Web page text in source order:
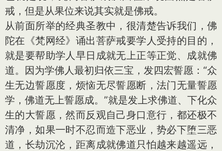
戒，但是从果位来说其实就是佛戒。
从前面所举的经典圣教中，很清楚告诉我们，佛
陀在《梵网经》诵出菩萨戒要学人受持的目的，
就是要帮助学人早日成就无上正等正觉、成就佛
道。因为学佛人最初归依三宝，发四宏誓愿：“众
生无边誓愿度，烦恼无尽誓愿断，法门无量誓愿
学，佛道无上誓愿成。”就是发上求佛道、下化众
生的大誓愿，然而反观自己身口意行，都还极不
清净，如果一时不忍而造下恶业，势必下堕三恶
道，长劫沉沦，距离成就佛道只怕越来越遥远，